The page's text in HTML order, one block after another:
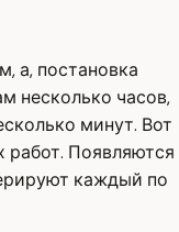
а, постановка
несколько часов,
минут. Вот
работ. Появляются
каждый по